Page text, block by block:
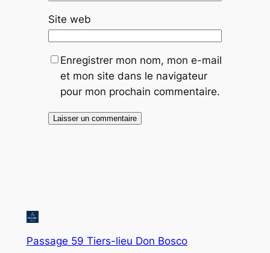
Site web
Enregistrer mon nom, mon e-mail
et mon site dans le navigateur
pour mon prochain commentaire.
Passage 59 Tiers-lieu Don Bosco